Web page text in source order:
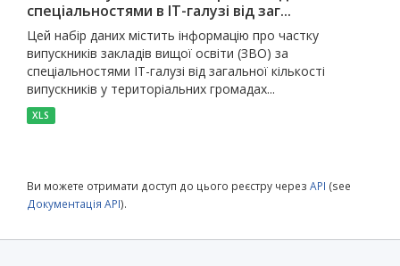
спеціальностями в ІТ-галузі від заг...
Цей набір даних містить інформацію про частку
випускників закладів вищої освіти (ЗВО) за
спеціальностями ІТ-галузі від загальної кількості
випускників у територіальних громадах...
XLS
Ви можете отримати доступ до цього реєстру через API (see
Документація API).